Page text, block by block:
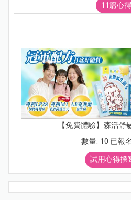
11篇心
【免費體驗】森活舒
數量: 10 已報
試用心得撰